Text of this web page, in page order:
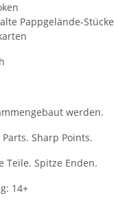
Pappgelände-Stücke
werden.
Sharp Points.
Teile. Spitze Enden.
14+